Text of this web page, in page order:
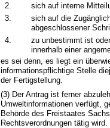
2.
sich auf interne
3.
sich auf die
abgeschlossener
4.
zu unbestimmt ist
innerhalb einer
es sei denn, es liegt ein
informationspflichtige Stelle
der Fertigstellung.
(3) Der Antrag ist ferner
Umweltinformationen verfügt,
Behörde des Freistaates
Rechtsverordnungen tätig wird.